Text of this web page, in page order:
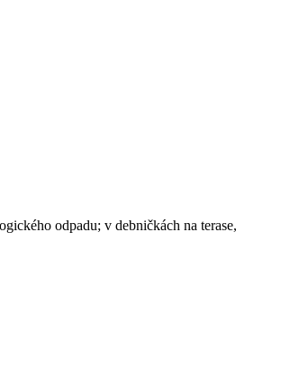
odpadu; v debničkách na terase,